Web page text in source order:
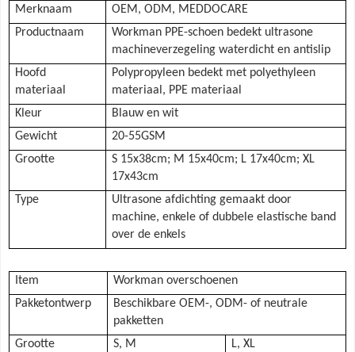
Merknaam
OEM, ODM, MEDDOCARE
Productnaam
Workman PPE-schoen bedekt ultrasone
machineverzegeling waterdicht en antislip
Hoofd
materiaal
Polypropyleen bedekt met polyethyleen
materiaal, PPE materiaal
Kleur
Blauw en wit
Gewicht
20-55GSM
Grootte
S 15x38cm; M 15x40cm; L 17x40cm;XL
17x43cm
Type
Ultrasone afdichting gemaakt door
machine, enkele of dubbele elastische band
over de enkels
Item
Workman overschoenen
Pakketontwerp
Beschikbare OEM-, ODM- of neutrale
pakketten
Grootte
S, M L, XL